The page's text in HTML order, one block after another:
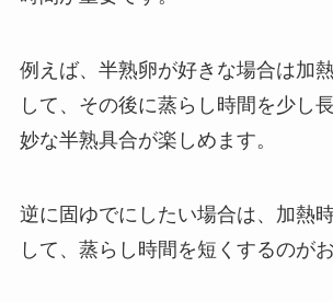
例えば、半熟卵が好きな場合は加
して、その後に蒸らし時間を少し
妙な半熟具合が楽しめます。
逆に固ゆでにしたい場合は、加熱
して、蒸らし時間を短くするのが